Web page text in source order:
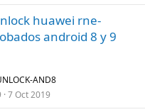
huawei rne-
android 8 y 9
AND8
7 Oct 2019